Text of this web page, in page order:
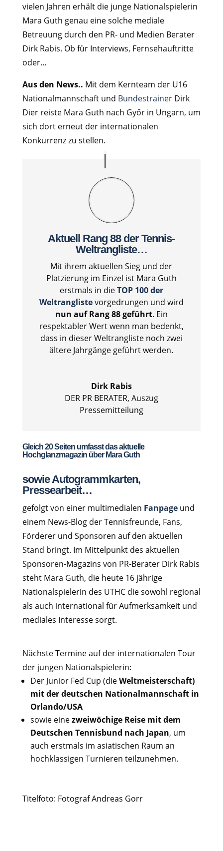
vielen Jahren erhält die junge Nationalspielerin
Mara Guth genau eine solche mediale
Betreuung durch den PR- und Medien Berater
Dirk Rabis. Ob für Interviews, Fernsehauftritte
oder…
Aus den News.. Mit dem Kernteam der U16
Nationalmannschaft und BundestrainerDirk
Dier reiste Mara Guth nach Győr in Ungarn, um
sich dort erneut der internationalen
Konkurrenz zu stellen.
Aktuell Rang 88 der Tennis-
Weltrangliste…
Mit ihrem aktuellen Sieg und der
Platzierung im Einzel ist Mara Guth
erstmals in dieTOP 100 der
Weltranglistevorgedrungen und wird
nun auf Rang 88 geführt. Ein
respektabler Wert wenn man bedenkt,
dass in dieser Weltrangliste noch zwei
ältere Jahrgänge geführt werden.
Dirk Rabis
DER PR BERATER, Auszug
Pressemitteilung
Gleich 20 Seiten umfasst das aktuelle
Hochglanzmagazin über Mara Guth
sowie Autogrammkarten,
Pressearbeit…
gefolgt von einer multimedialen Fanpageund
einem News-Blog der Tennisfreunde, Fans,
Förderer und Sponsoren auf den aktuellen
Stand bringt. Im Mittelpunkt des aktuellen
Sponsoren-Magazins von PR-Berater Dirk Rabis
steht Mara Guth, die heute 16 jährige
Nationalspielerin des UTHC die sowohl regional
als auch international für Aufmerksamkeit und
mediales Interesse sorgt.
Nächste Termine auf der internationalen Tour
der jungen Nationalspielerin:
Der Junior Fed Cup (dieWeltmeisterschaft)
mit der deutschen Nationalmannschaft in
Orlando/USA
sowie einezweiwöchige Reise mit dem
Deutschen Tennisbund nach Japan, um
auch erstmals im asiatischen Raum an
hochklassigen Turnieren teilzunehmen.
Titelfoto: Fotograf Andreas Gorr